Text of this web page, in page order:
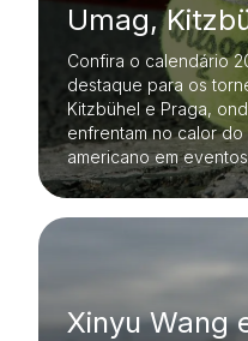
Umag,
Confira o calendário
destaque para os
Kitzbühel e Praga,
enfrentam no calor
americano em
Xinyu Wang